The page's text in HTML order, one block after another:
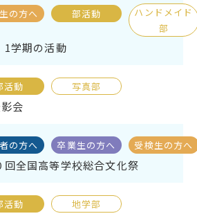
の方へ 部活動
ハンドメイド
部
学期の活動
活動 写真部
会
の方へ 卒業生の方へ 受検生の方へ
全国高等学校総合文化祭
活動 地学部